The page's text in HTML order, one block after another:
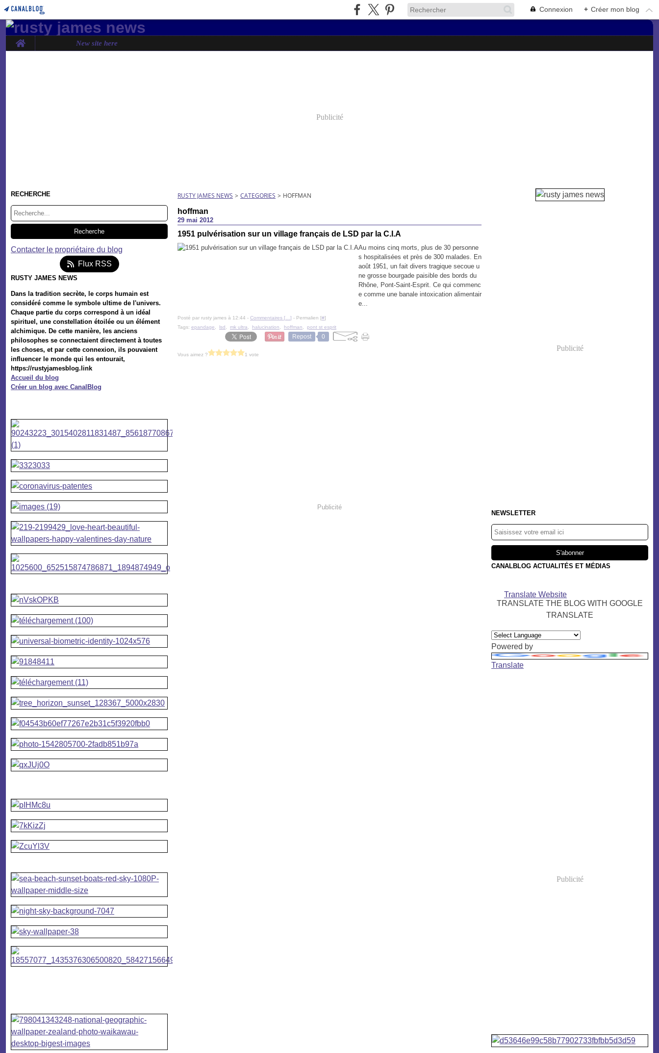
Connexion + Créer mon blog
Home New site here
Publicité
RECHERCHE
Contacter le propriétaire du blog
Flux RSS
RUSTY JAMES NEWS
Dans la tradition secrète, le corps humain est
considéré comme le symbole ultime de l'univers.
Chaque partie du corps correspond à un idéal
spirituel, une constellation étoilée ou un élément
alchimique. De cette manière, les anciens
philosophes se connectaient directement à toutes
les choses, et par cette connexion, ils pouvaient
influencer le monde qui les entourait,
https://rustyjamesblog.link
Accueil du blog
Créer un blog avec CanalBlog
RUSTY JAMES NEWS > CATEGORIES > HOFFMAN
hoffman
29 mai 2012
1951 pulvérisation sur un village français de LSD par la C.I.A
Au moins cinq morts, plus de 30 personne
s hospitalisées et près de 300 malades. En
août 1951, un fait divers tragique secoue u
ne grosse bourgade paisible des bords du
Rhône, Pont-Saint-Esprit. Ce qui commenc
e comme une banale intoxication alimentair
e...
Posté par rusty james à 12:44 - Commentaires [ ] - Permalien [#]
Tags: epandage lsd mk ultra halucination hoffman pont st esprit
Repost 0
Vous aimez ? 1 vote
Publicité
Publicité
NEWSLETTER
CANALBLOG ACTUALITÉS ET MÉDIAS
Translate Website
TRANSLATE THE BLOG WITH GOOGLE
TRANSLATE
Powered by
Translate
Publicité